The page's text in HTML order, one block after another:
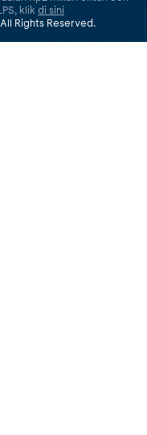
klik di sini
Rights Reserved.